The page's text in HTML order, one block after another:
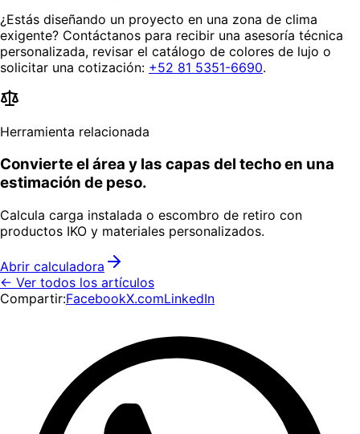
¿Estás diseñando un proyecto en una zona de clima
exigente? Contáctanos para recibir una asesoría técnica
personalizada, revisar el catálogo de colores de lujo o
solicitar una cotización: +52 81 5351-6690.
Herramienta relacionada
Convierte el área y las capas del techo en una
estimación de peso.
Calcula carga instalada o escombro de retiro con
productos IKO y materiales personalizados.
Abrir calculadora
← Ver todos los artículos
Compartir:FacebookX.comLinkedIn